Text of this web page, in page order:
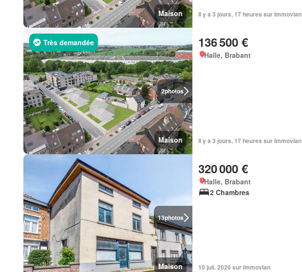
Maison Il y a 3 jours, 17 heures sur Immovlan
2photos
Très demandée
Maison
136 500 €
Halle, Brabant
Il y a 3 jours, 17 heures sur Immovlan
13photos
Maison
320 000 €
Halle, Brabant
2 Chambres
10 juil. 2026 sur Immovlan